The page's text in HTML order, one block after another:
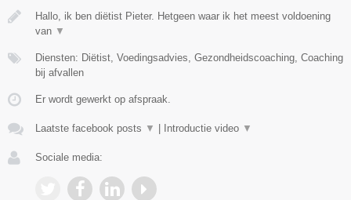
Hallo, ik ben diëtist Pieter. Hetgeen waar ik het meest voldoening
van ▼
Diensten: Diëtist, Voedingsadvies, Gezondheidscoaching, Coaching
bij afvallen
Er wordt gewerkt op afspraak.
Laatste facebook posts ▼ | Introductie video ▼
Sociale media: